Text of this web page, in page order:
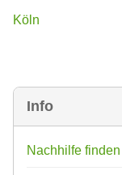
Info
Nachhilfe finden
Köln